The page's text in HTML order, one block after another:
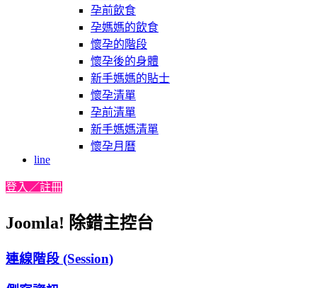
孕前飲食
孕媽媽的飲食
懷孕的階段
懷孕後的身體
新手媽媽的貼士
懷孕清單
孕前清單
新手媽媽清單
懷孕月曆
line
登入／註冊
Joomla! 除錯主控台
連線階段 (Session)